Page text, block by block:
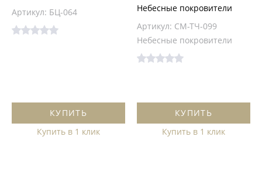
Артикул: БЦ-064
КУПИТЬ
Купить в 1 клик
Небесные покровители
Артикул: СМ-ТЧ-099
Небесные покровители
КУПИТЬ
Купить в 1 клик